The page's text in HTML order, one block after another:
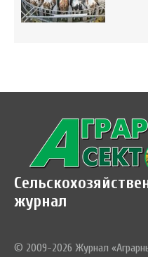
журнал
© 2009-2026 Журнал